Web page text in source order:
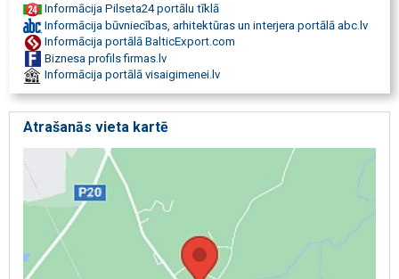
Informācija Pilseta24 portālu tīklā
Informācija būvniecības, arhitektūras un interjera portālā abc.lv
Informācija portālā BalticExport.com
Biznesa profils firmas.lv
Informācija portālā visaigimenei.lv
Atrašanās vieta kartē